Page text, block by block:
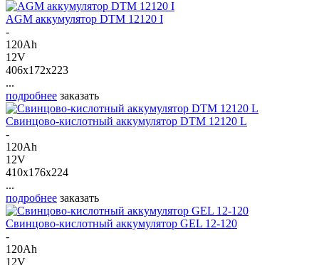
AGM аккумулятор DTM 12120 I
-
120Ah
12V
406x172x223
...
подробнее заказать
Свинцово-кислотный аккумулятор DTM 12120 L
-
120Ah
12V
410x176x224
...
подробнее заказать
Свинцово-кислотный аккумулятор GEL 12-120
-
120Ah
12V